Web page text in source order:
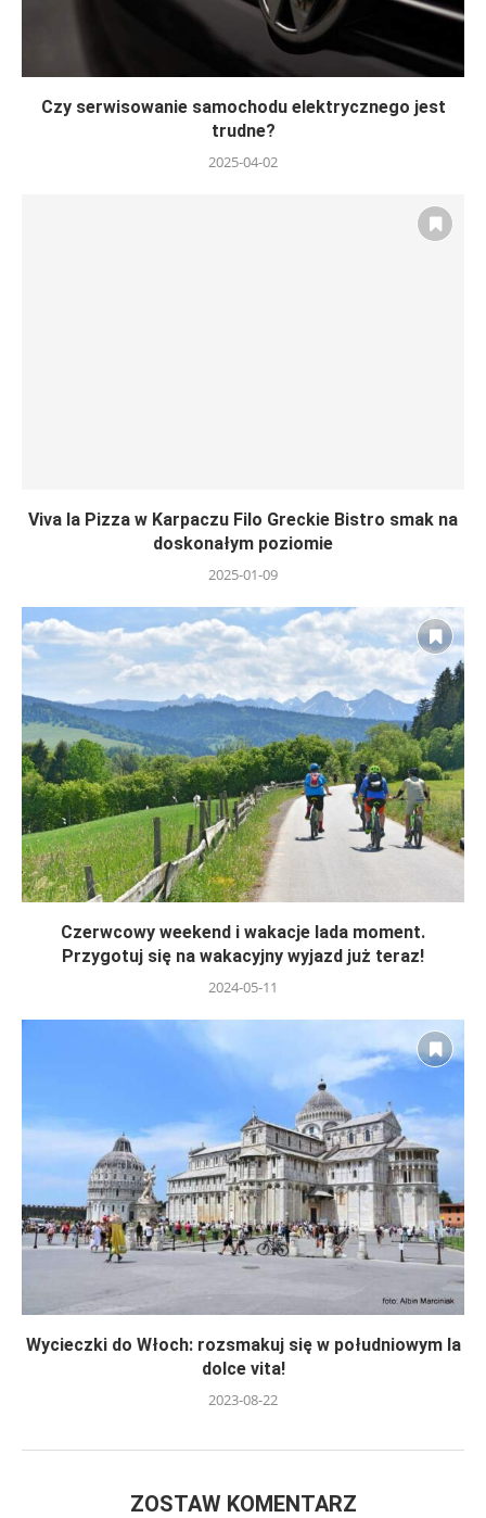
Czy serwisowanie samochodu elektrycznego jest
trudne?
2025-04-02
Viva la Pizza w Karpaczu Filo Greckie Bistro smak na
doskonałym poziomie
2025-01-09
Czerwcowy weekend i wakacje lada moment.
Przygotuj się na wakacyjny wyjazd już teraz!
2024-05-11
Wycieczki do Włoch: rozsmakuj się w południowym la
dolce vita!
2023-08-22
ZOSTAW KOMENTARZ